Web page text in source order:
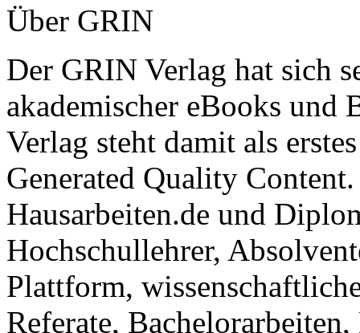
Über GRIN
Der GRIN Verlag hat sich
akademischer eBooks und
Verlag steht damit als
Generated Quality
Hausarbeiten.de und
Hochschullehrer,
Plattform,
Referate,